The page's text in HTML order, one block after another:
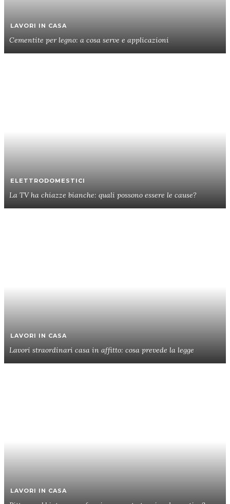
LAVORI IN CASA
Cementite per legno: a cosa serve e applicazioni
ELETTRODOMESTICI
La TV ha chiazze bianche: quali possono essere le cause?
LAVORI IN CASA
Lavori straordinari casa in affitto: cosa prevede la legge
LAVORI IN CASA